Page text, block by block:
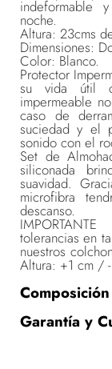
indeformable
noche.
Altura: 23cms
Dimensiones:
Color: Blanco.
Protector
su vida útil
impermeable
caso de
suciedad y el
sonido con el
Set de
siliconada
suavidad.
microfibra
descanso.
tolerancias en
nuestros
Altura: +1 cm /
Composición
Garantía y